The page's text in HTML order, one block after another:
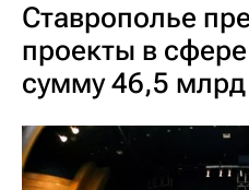
Ставрополье
проекты в
сумму 46,5 млрд